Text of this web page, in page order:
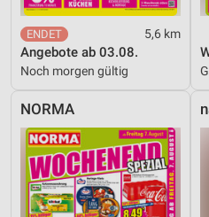
5,6 km
Angebote ab 03.08.
Noch morgen gültig
NORMA